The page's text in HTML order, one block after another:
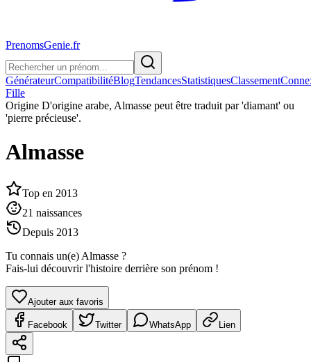
PrenomsGenie.fr
GénérateurCompatibilitéBlogTendancesStatistiquesClassement
Fille
Origine D'origine arabe, Almasse peut être traduit par 'diamant' ou
'pierre précieuse'.
Almasse
Top en 2013
21 naissances
Depuis 2013
Tu connais un(e) Almasse ?
Fais-lui découvrir l'histoire derrière son prénom !
Ajouter aux favoris
Facebook Twitter WhatsApp Lien